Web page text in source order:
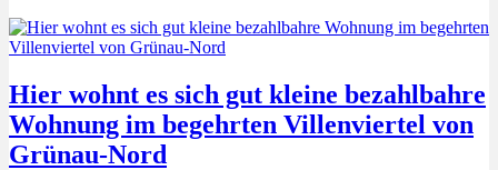
Hier wohnt es sich gut kleine bezahlbahre
Wohnung im begehrten Villenviertel von
Grünau-Nord